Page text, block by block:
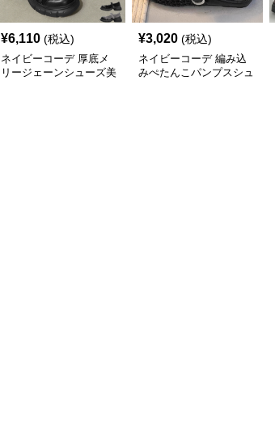
¥6,110 (税込)
ネイビーコーデ 厚底メ
リージェーンシューズ美
¥3,020 (税込)
ネイビーコーデ 編み込
みぺたんこパンプスシュ